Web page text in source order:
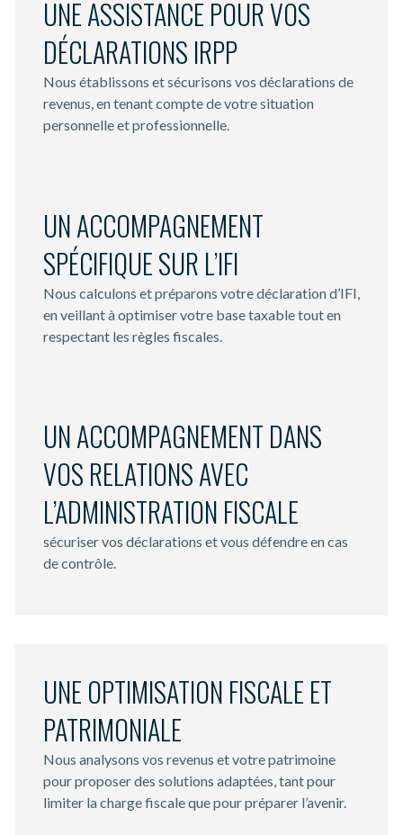
UNE ASSISTANCE POUR VOS
DÉCLARATIONS IRPP
Nous établissons et sécurisons vos déclarations de
revenus, en tenant compte de votre situation
personnelle et professionnelle.
UN ACCOMPAGNEMENT
SPÉCIFIQUE SUR L’IFI
Nous calculons et préparons votre déclaration d’IFI,
en veillant à optimiser votre base taxable tout en
respectant les règles fiscales.
UN ACCOMPAGNEMENT DANS
VOS RELATIONS AVEC
L’ADMINISTRATION FISCALE
sécuriser vos déclarations et vous défendre en cas
de contrôle.
UNE OPTIMISATION FISCALE ET
PATRIMONIALE
Nous analysons vos revenus et votre patrimoine
pour proposer des solutions adaptées, tant pour
limiter la charge fiscale que pour préparer l’avenir.